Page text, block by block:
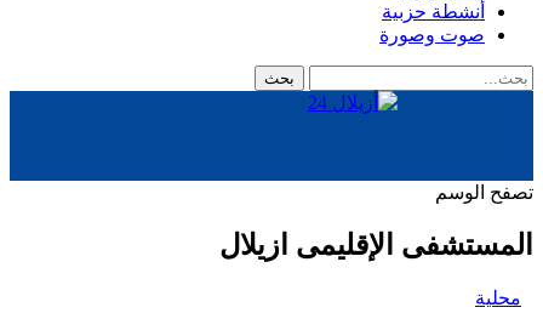
أنشطة حزبية
صوت وصورة
تصفح الوسم
المستشفى الإقليمى ازيلال
محلية